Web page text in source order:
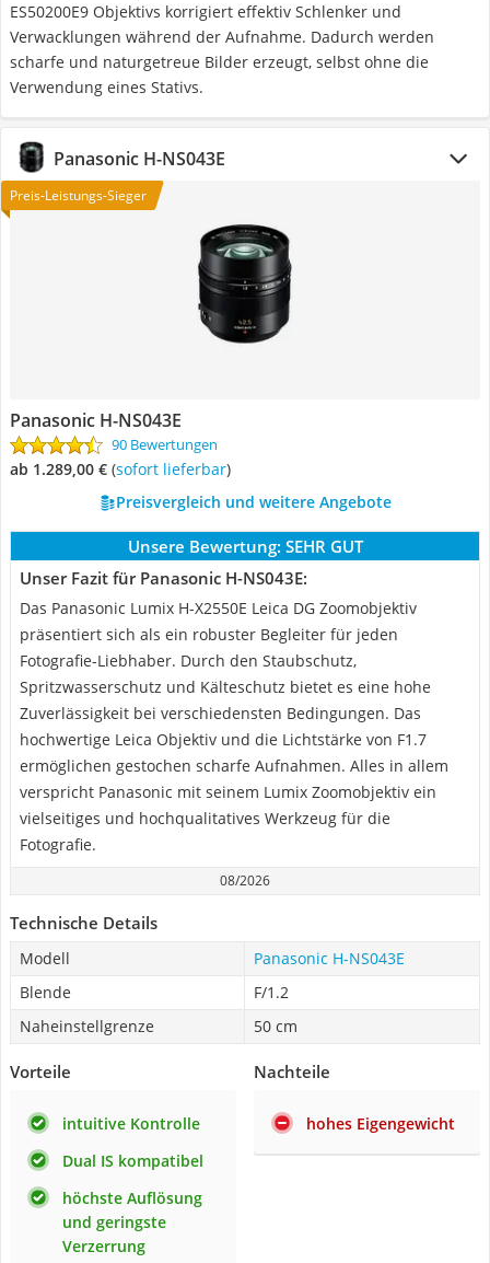
ES50200E9 Objektivs korrigiert effektiv Schlenker und
Verwacklungen während der Aufnahme. Dadurch werden
scharfe und naturgetreue Bilder erzeugt, selbst ohne die
Verwendung eines Stativs.
Panasonic H-NS043E
Preis-Leistungs-Sieger
Panasonic H-NS043E
90 Bewertungen
ab 1.289,00 € ( Sofort lieferbar)
Preisvergleich und weitere Angebote
Unsere Bewertung: SEHR GUT
Unser Fazit für Panasonic H-NS043E:
Das Panasonic Lumix H-X2550E Leica DG Zoomobjektiv
präsentiert sich als ein robuster Begleiter für jeden
Fotografie-Liebhaber. Durch den Staubschutz,
Spritzwasserschutz und Kälteschutz bietet es eine hohe
Zuverlässigkeit bei verschiedensten Bedingungen. Das
hochwertige Leica Objektiv und die Lichtstärke von F1.7
ermöglichen gestochen scharfe Aufnahmen. Alles in allem
verspricht Panasonic mit seinem Lumix Zoomobjektiv ein
vielseitiges und hochqualitatives Werkzeug für die
Fotografie.
08/2026
Technische Details
Modell
Panasonic H-NS043E
Blende
F/1.2
Naheinstellgrenze
50 cm
Vorteile
intuitive Kontrolle
Dual IS kompatibel
höchste Auflösung
und geringste
Verzerrung
Nachteile
hohes Eigengewicht